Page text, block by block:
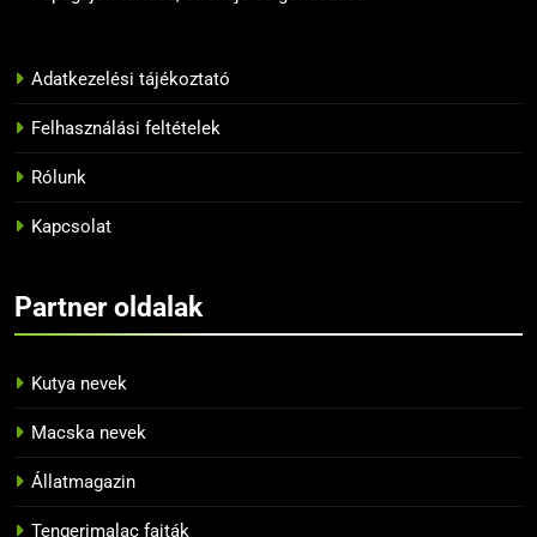
10 tipp, hogyan neveljük
helyesen a papagájunkat
BLOG
13
14
Tiltott zöldségek a papagájok
Adatkezelési tájékoztató
Felhasználási feltételek
Rólunk
Kapcsolat
Partner oldalak
Kutya nevek
Macska nevek
Állatmagazin
Tengerimalac fajták